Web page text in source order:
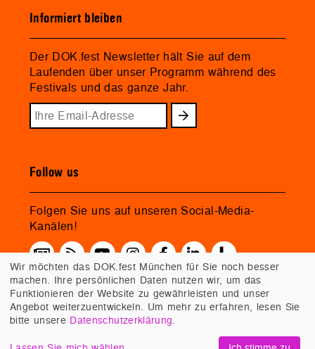
Informiert bleiben
Der DOK.fest Newsletter hält Sie auf dem
Laufenden über unser Programm während des
Festivals und das ganze Jahr.
Follow us
Folgen Sie uns auf unseren Social-Media-
Kanälen!
Wir möchten das DOK.fest München für Sie noch besser
machen. Ihre persönlichen Daten nutzen wir, um das
Funktionieren der Website zu gewährleisten und unser
Angebot weiterzuentwickeln. Um mehr zu erfahren, lesen Sie
bitte unsere Datenschutzerklärung.